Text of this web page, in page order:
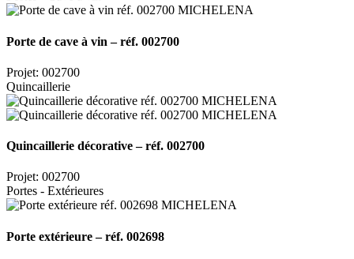
Porte de cave à vin – réf. 002700
Projet: 002700
Quincaillerie
Quincaillerie décorative – réf. 002700
Projet: 002700
Portes - Extérieures
Porte extérieure – réf. 002698